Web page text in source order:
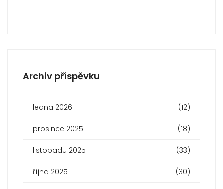
Archiv příspěvku
ledna 2026 (12)
prosince 2025 (18)
listopadu 2025 (33)
října 2025 (30)